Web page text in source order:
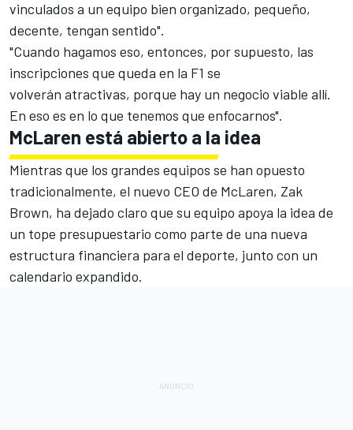
vinculados a un equipo bien organizado, pequeño,
decente, tengan sentido".
"Cuando hagamos eso, entonces, por supuesto, las
inscripciones que queda en la F1 se
volverán atractivas, porque hay un negocio viable allí.
En eso es en lo que tenemos que enfocarnos".
McLaren está abierto a la idea
Mientras que los grandes equipos se han opuesto
tradicionalmente, el nuevo CEO de McLaren, Zak
Brown, ha dejado claro que su equipo apoya la idea de
un tope presupuestario como parte de una nueva
estructura financiera para el deporte, junto con un
calendario expandido.